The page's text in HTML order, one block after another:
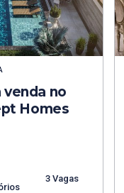
no
Homes
3 Vagas